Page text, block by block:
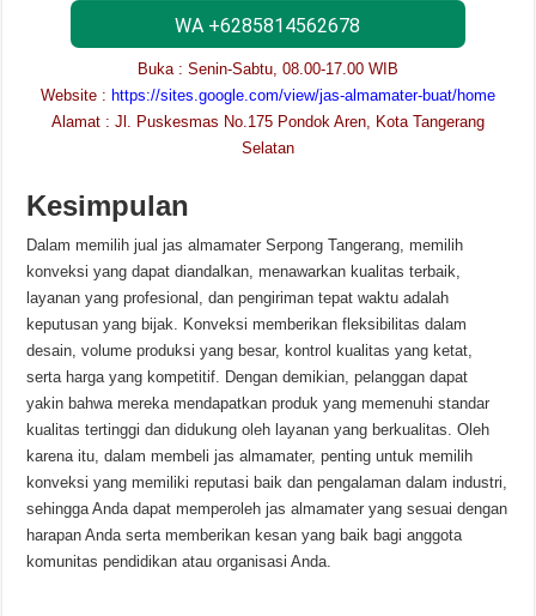
WA +6285814562678
Buka : Senin-Sabtu, 08.00-17.00 WIB
Website : https://sites.google.com/view/jas-almamater-buat/home
Alamat : Jl. Puskesmas No.175 Pondok Aren, Kota Tangerang
Selatan
Kesimpulan
Dalam memilih jual jas almamater Serpong Tangerang, memilih
konveksi yang dapat diandalkan, menawarkan kualitas terbaik,
layanan yang profesional, dan pengiriman tepat waktu adalah
keputusan yang bijak. Konveksi memberikan fleksibilitas dalam
desain, volume produksi yang besar, kontrol kualitas yang ketat,
serta harga yang kompetitif. Dengan demikian, pelanggan dapat
yakin bahwa mereka mendapatkan produk yang memenuhi standar
kualitas tertinggi dan didukung oleh layanan yang berkualitas. Oleh
karena itu, dalam membeli jas almamater, penting untuk memilih
konveksi yang memiliki reputasi baik dan pengalaman dalam industri,
sehingga Anda dapat memperoleh jas almamater yang sesuai dengan
harapan Anda serta memberikan kesan yang baik bagi anggota
komunitas pendidikan atau organisasi Anda.